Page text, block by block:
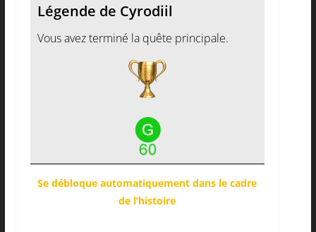
Légende de Cyrodiil
Vous avez terminé la quête principale.
Se débloque automatiquement dans le cadre
de l’histoire